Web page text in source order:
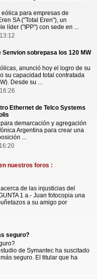
para empresas de
SA ("Total Eren"), un
líder ("IPP") con sede en ...
sobrepasa los 120 MW
anunció hoy el logro de su
su capacidad total contratada
Desde su ...
Ethernet de Telco Systems
demarcación y agregación
Argentina para crear una
...
nuestros foros :
de las injusticias del
1 a.- Juan fotocopia una
a su amigo por
seguro?
de Symantec ha suscitado
seguro. El titular que ha